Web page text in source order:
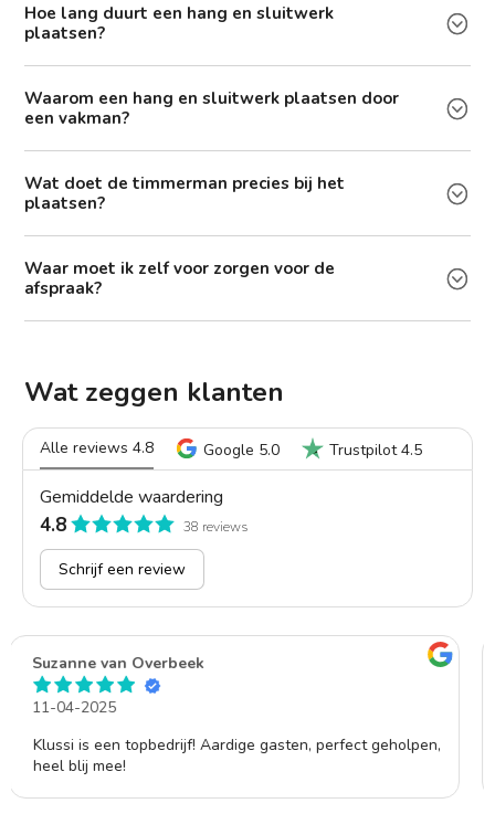
Hoe lang duurt een hang en sluitwerk
plaatsen?
Waarom een hang en sluitwerk plaatsen door
een vakman?
Wat doet de timmerman precies bij het
plaatsen?
Waar moet ik zelf voor zorgen voor de
afspraak?
Wat zeggen klanten
Alle reviews 4.8 Google 5.0 Trustpilot 4.5
Gemiddelde waardering
4.8 38 reviews
Schrijf een review
Lorrenzo
Goede service en vriendelijk. De werkzaamheden